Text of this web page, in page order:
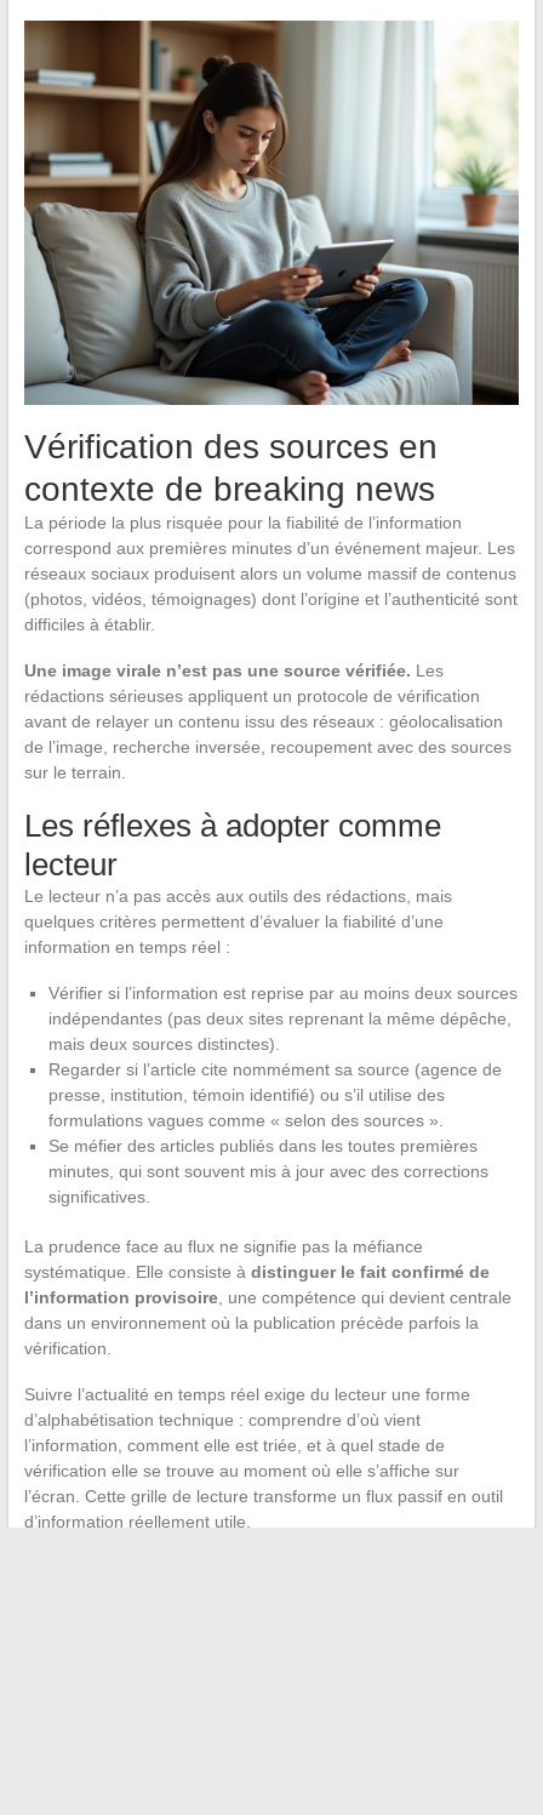
Vérification des sources en
contexte de breaking news
La période la plus risquée pour la fiabilité de l’information
correspond aux premières minutes d’un événement majeur. Les
réseaux sociaux produisent alors un volume massif de contenus
(photos, vidéos, témoignages) dont l’origine et l’authenticité sont
difficiles à établir.
Une image virale n’est pas une source vérifiée. Les
rédactions sérieuses appliquent un protocole de vérification
avant de relayer un contenu issu des réseaux : géolocalisation
de l’image, recherche inversée, recoupement avec des sources
sur le terrain.
Les réflexes à adopter comme
lecteur
Le lecteur n’a pas accès aux outils des rédactions, mais
quelques critères permettent d’évaluer la fiabilité d’une
information en temps réel :
Vérifier si l’information est reprise par au moins deux sources
indépendantes (pas deux sites reprenant la même dépêche,
mais deux sources distinctes).
Regarder si l’article cite nommément sa source (agence de
presse, institution, témoin identifié) ou s’il utilise des
formulations vagues comme « selon des sources ».
Se méfier des articles publiés dans les toutes premières
minutes, qui sont souvent mis à jour avec des corrections
significatives.
La prudence face au flux ne signifie pas la méfiance
systématique. Elle consiste à distinguer le fait confirmé de
l’information provisoire, une compétence qui devient centrale
dans un environnement où la publication précède parfois la
vérification.
Suivre l’actualité en temps réel exige du lecteur une forme
d’alphabétisation technique : comprendre d’où vient
l’information, comment elle est triée, et à quel stade de
vérification elle se trouve au moment où elle s’affiche sur
l’écran. Cette grille de lecture transforme un flux passif en outil
d’information réellement utile.